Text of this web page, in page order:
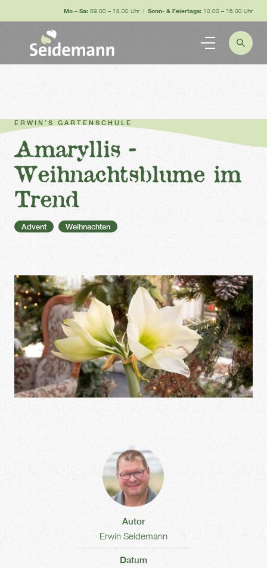
Mo – Sa: 09.00 – 18.00 Uhr | Sonn- & Feiertags: 10.00 – 16.00 Uhr
ERWIN’S GARTENSCHULE
Amaryllis -
Weihnachtsblume im
Trend
Advent Weihnachten
Autor
Erwin Seidemann
Datum